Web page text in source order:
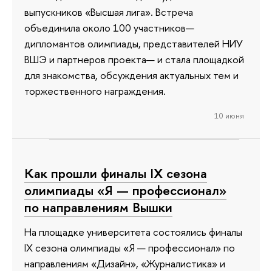
выпускников «Высшая лига». Встреча
объединила около 100 участников—
дипломантов олимпиады, представителей НИУ
ВШЭ и партнеров проекта— и стала площадкой
для знакомства, обсуждения актуальных тем и
торжественного награждения.
10 июня
Как прошли финалы IX сезона
олимпиады «Я — профессионал»
по направлениям Вышки
На площадке университета состоялись финалы
IX сезона олимпиады «Я — профессионал» по
направлениям «Дизайн», «Журналистика» и